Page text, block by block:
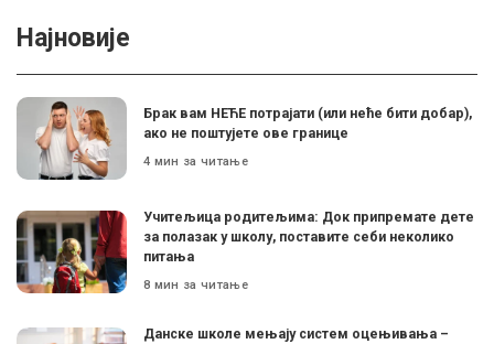
Најновије
Брак вам НЕЋЕ потрајати (или неће бити добар),
ако не поштујете ове границе
4 мин за читање
Учитељица родитељима: Док припремате дете
за полазак у школу, поставите себи неколико
питања
8 мин за читање
Данске школе мењају систем оцењивања –